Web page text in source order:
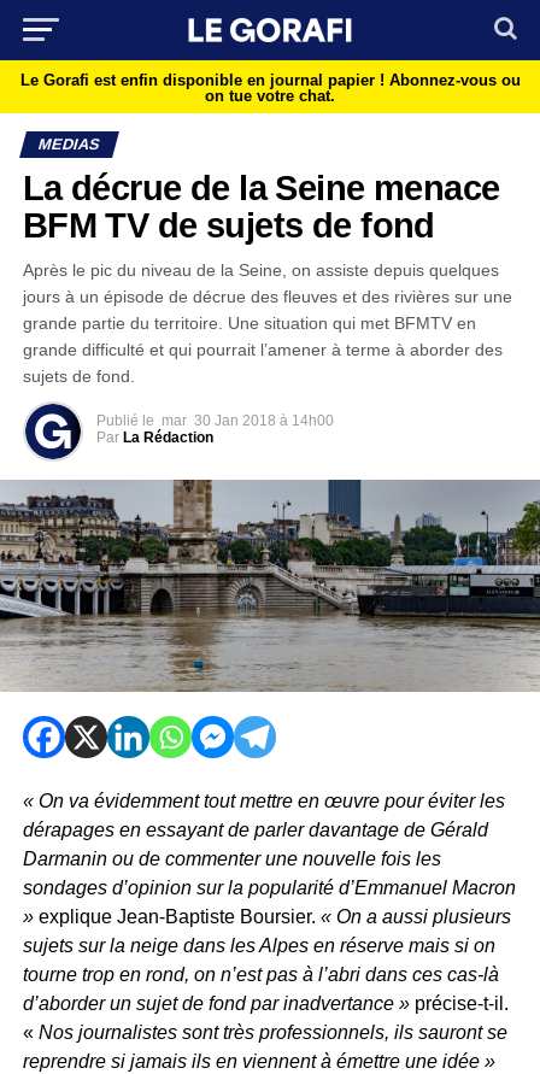
Le Gorafi est enfin disponible en journal papier ! Abonnez-vous ou
on tue votre chat.
MEDIAS
La décrue de la Seine menace
BFM TV de sujets de fond
Après le pic du niveau de la Seine, on assiste depuis quelques
jours à un épisode de décrue des fleuves et des rivières sur une
grande partie du territoire. Une situation qui met BFMTV en
grande difficulté et qui pourrait l’amener à terme à aborder des
sujets de fond.
Publié le mar 30 Jan 2018 à 14h00
Par La Rédaction
« On va évidemment tout mettre en œuvre pour éviter les
dérapages en essayant de parler davantage de Gérald
Darmanin ou de commenter une nouvelle fois les
sondages d’opinion sur la popularité d’Emmanuel Macron
»explique Jean-Baptiste Boursier. « On a aussi plusieurs
sujets sur la neige dans les Alpes en réserve mais si on
tourne trop en rond, on n’est pas à l’abri dans ces cas-là
d’aborder un sujet de fond par inadvertance »précise-t-il.
«Nos journalistes sont très professionnels, ils sauront se
reprendre si jamais ils en viennent à émettre une idée »